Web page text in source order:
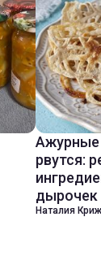
Ажурные
рвутся:
дырочек
Наталия